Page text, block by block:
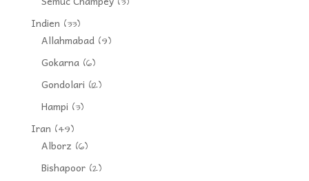
Indien (33)
Allahmabad(9)
Gokarna(6)
Gondolari (12)
Hampi (3)
Iran (49)
Alborz (6)
Bishapoor(2)